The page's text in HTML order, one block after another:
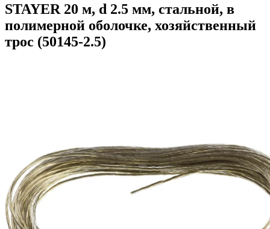
STAYER 20 м, d 2.5 мм, стальной, в
полимерной оболочке, хозяйственный
трос (50145-2.5)